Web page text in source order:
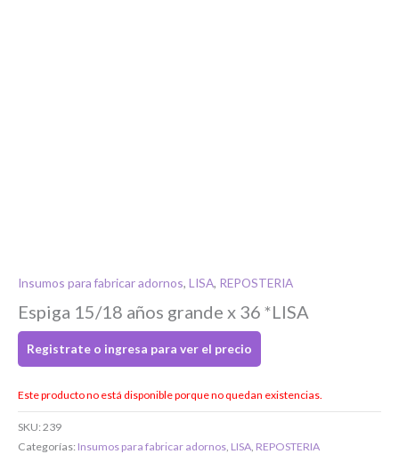
Insumos para fabricar adornos, LISA, REPOSTERIA
Espiga 15/18 años grande x 36 *LISA
Registrate o ingresa para ver el precio
Este producto no está disponible porque no quedan existencias.
SKU:239
Categorías: Insumos para fabricar adornos LISA REPOSTERIA
Toca para ingresar